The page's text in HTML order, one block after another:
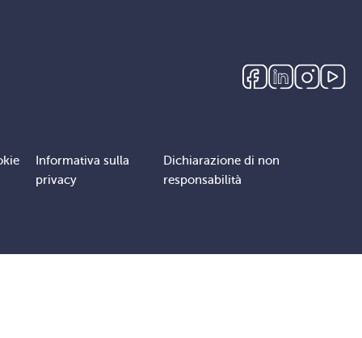
Informativa sulla
privacy
Dichiarazione di non
responsabilità